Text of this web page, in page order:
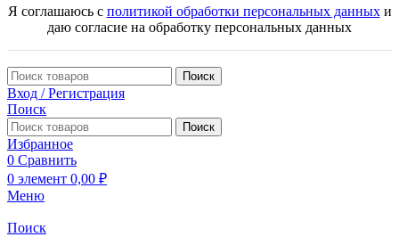
Я соглашаюсь с политикой обработки персональных данныхи
даю согласие на обработку персональных данных
Поиск
Вход / Регистрация
Поиск
Поиск
Избранное
0 Сравнить
0 элемент 0,00 ₽
Меню
Поиск